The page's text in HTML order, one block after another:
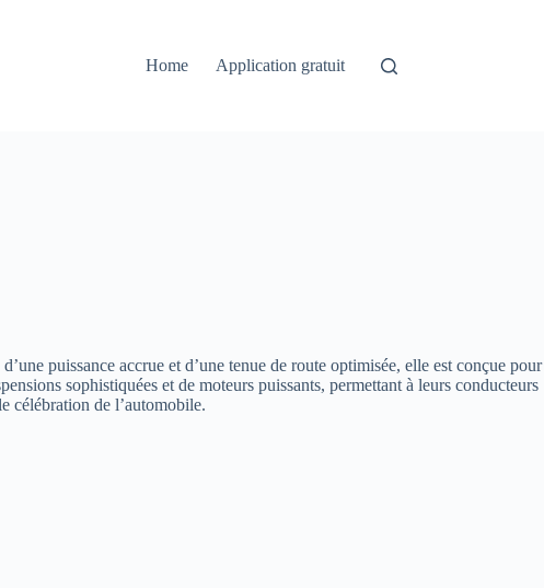
Home Application gratuit
puissance accrue et d’une tenue de route optimisée, elle est conçue pour
sophistiquées et de moteurs puissants, permettant à leurs conducteurs
célébration de l’automobile.